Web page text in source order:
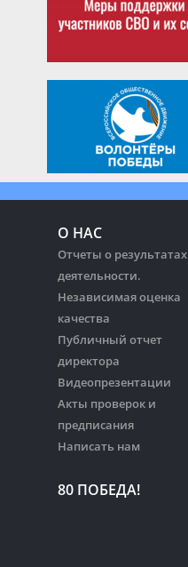
О НАС
Отчеты о результатах
деятельности.
Независимая оценка
качества
Публичный отчет
директора
Видеопрезентации
Акты проверок и
предписания
Написать нам
80 ПОБЕДА!